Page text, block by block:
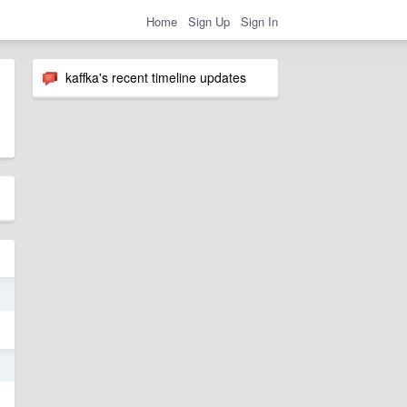
Home Sign Up Sign In
kaffka's recent timeline updates